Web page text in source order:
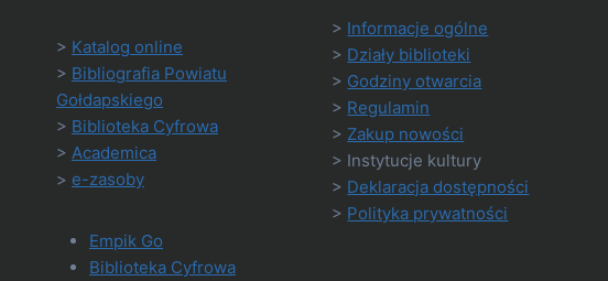
> Katalog online
> Bibliografia Powiatu
Gołdapskiego
> Biblioteka Cyfrowa
> Academica
> e-zasoby
Empik Go
Biblioteka Cyfrowa
> Informacje ogólne
> Działy biblioteki
> Godziny otwarcia
> Regulamin
> Zakup nowości
> Instytucje kultury
> Deklaracja dostępności
> Polityka prywatności